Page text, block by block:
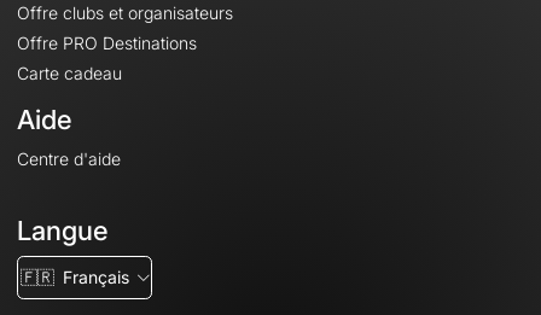
Offre clubs et organisateurs
Offre PRO Destinations
Carte cadeau
Aide
Centre d'aide
Langue
🇫🇷 Français